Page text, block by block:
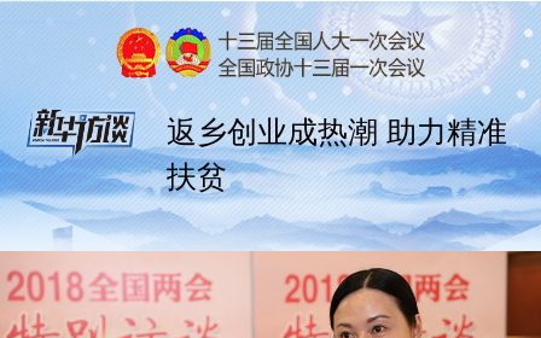
返乡创业成热潮 助力精准
扶贫